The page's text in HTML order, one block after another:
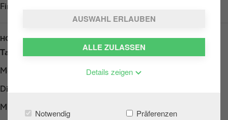
AUSWAHL ERLAUBEN
ALLE ZULASSEN
Details zeigen
Notwendig
Präferenzen
Find us on
HOURS
Tag
Opening hours
Montag
Open 24h
Dienstag
Mittwoch